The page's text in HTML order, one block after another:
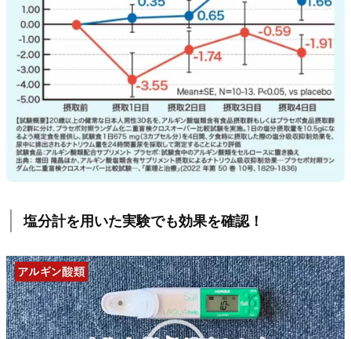
塩分計を用いた実験でも効果を確認！
動
画
プ
レ